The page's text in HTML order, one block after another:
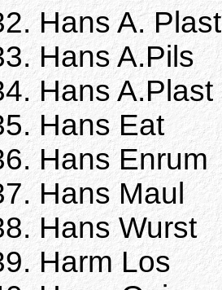
Hans A. Plast
Hans A.Pils
Hans A.Plast
Hans Eat
Hans Enrum
Hans Maul
Hans Wurst
Harm Los